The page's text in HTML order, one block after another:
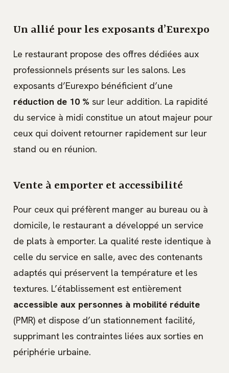
Un allié pour les exposants d’Eurexpo
Le restaurant propose des offres dédiées aux
professionnels présents sur les salons. Les
exposants d’Eurexpo bénéficient d’une
réduction de 10 % sur leur addition. La rapidité
du service à midi constitue un atout majeur pour
ceux qui doivent retourner rapidement sur leur
stand ou en réunion.
Vente à emporter et accessibilité
Pour ceux qui préfèrent manger au bureau ou à
domicile, le restaurant a développé un service
de plats à emporter. La qualité reste identique à
celle du service en salle, avec des contenants
adaptés qui préservent la température et les
textures. L’établissement est entièrement
accessible aux personnes à mobilité réduite
(PMR) et dispose d’un stationnement facilité,
supprimant les contraintes liées aux sorties en
périphérie urbaine.